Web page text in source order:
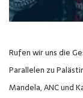
Rufen wir uns die
Parallelen zu
Mandela, ANC und